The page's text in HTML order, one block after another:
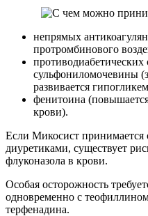
непрямых
протромбинового
сульфониломочевины
развивается
фенитоина
крови).
Если Микосист
диуретиками, существует
флуконазола в крови.
Особая осторожность
одновременно с
терфенадина.